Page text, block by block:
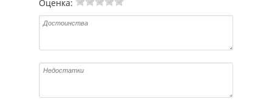
Оценка: